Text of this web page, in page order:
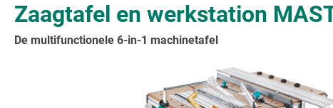
Zaagtafel en werkstation
De multifunctionele 6-in-1 machinetafel